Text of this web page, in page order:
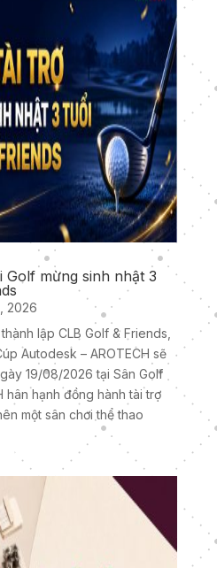
Golf mừng sinh nhật 3
2026
lập CLB Golf & Friends,
Autodesk – AROTECH sẽ
19/08/2026 tại Sân Golf
hân hạnh đồng hành tài trợ
một sân chơi thể thao